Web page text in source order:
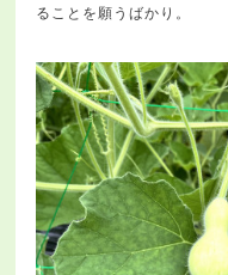
ることを願うばかり。